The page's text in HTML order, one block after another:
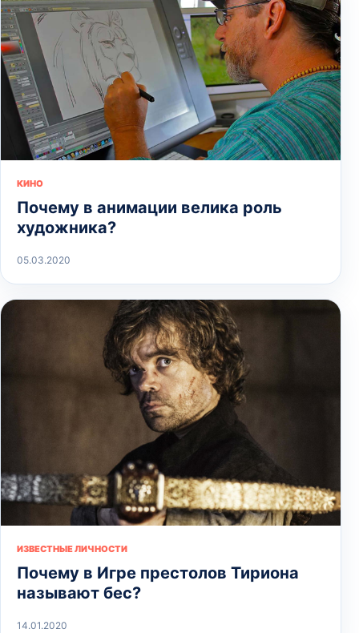
КИНО
Почему в анимации велика роль
художника?
05.03.2020
ИЗВЕСТНЫЕ ЛИЧНОСТИ
Почему в Игре престолов Тириона
называют бес?
14.01.2020